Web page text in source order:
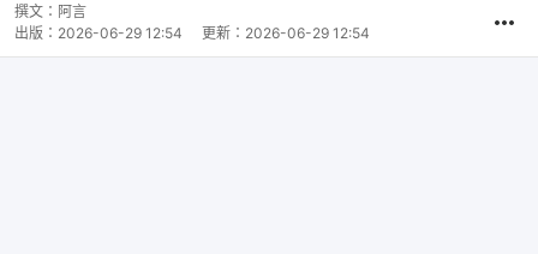
撰文： 阿言
出版： 2026-06-29 12:54 更新： 2026-06-29 12:54